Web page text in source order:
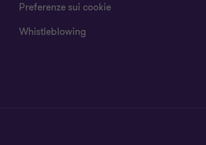
Preferenze sui cookie
Whistleblowing